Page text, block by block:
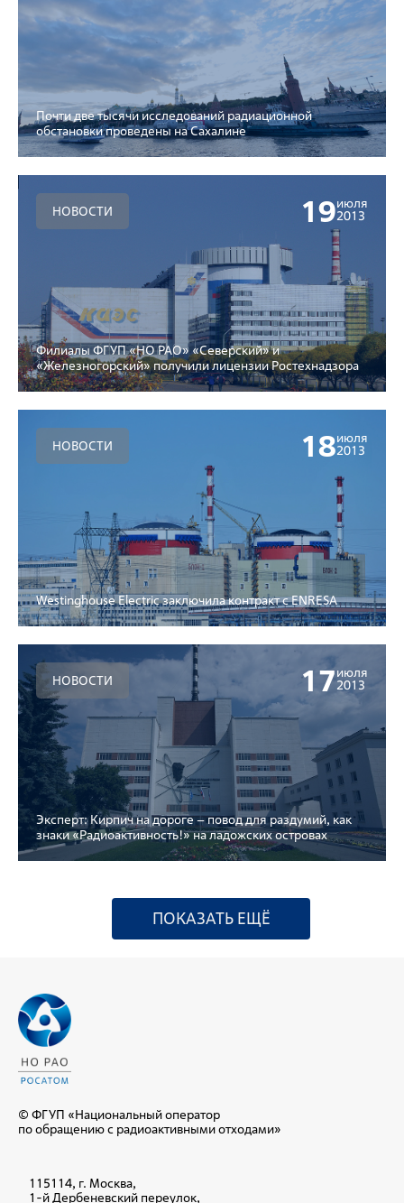
Почти две тысячи исследований радиационной
обстановки проведены на Сахалине
НОВОСТИ 19июля
2013
Филиалы ФГУП «НО РАО» «Северский» и
«Железногорский» получили лицензии Ростехнадзора
НОВОСТИ 18июля
2013
Westinghouse Electric заключила контракт с ENRESA
НОВОСТИ 17июля
2013
Эксперт: Кирпич на дороге – повод для раздумий, как
знаки «Радиоактивность!» на ладожских островах
ПОКАЗАТЬ ЕЩЁ
© ФГУП «Национальный оператор
по обращению с радиоактивными отходами»
115114, г. Москва,
1-й Дербеневский переулок,